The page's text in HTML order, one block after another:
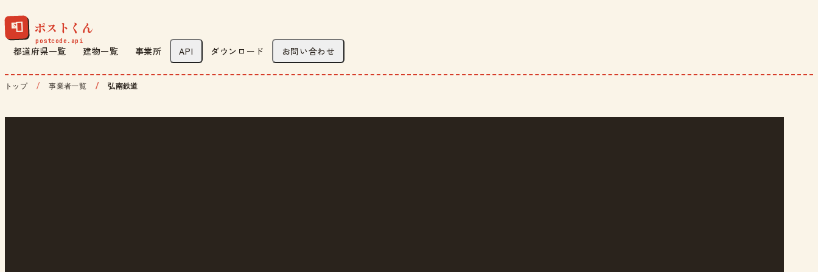
📮 ポストくん
都道府県一覧 建物一覧 事業所 API ダウンロード お問い合わせ
トップ 事業者一覧 弘南鉄道